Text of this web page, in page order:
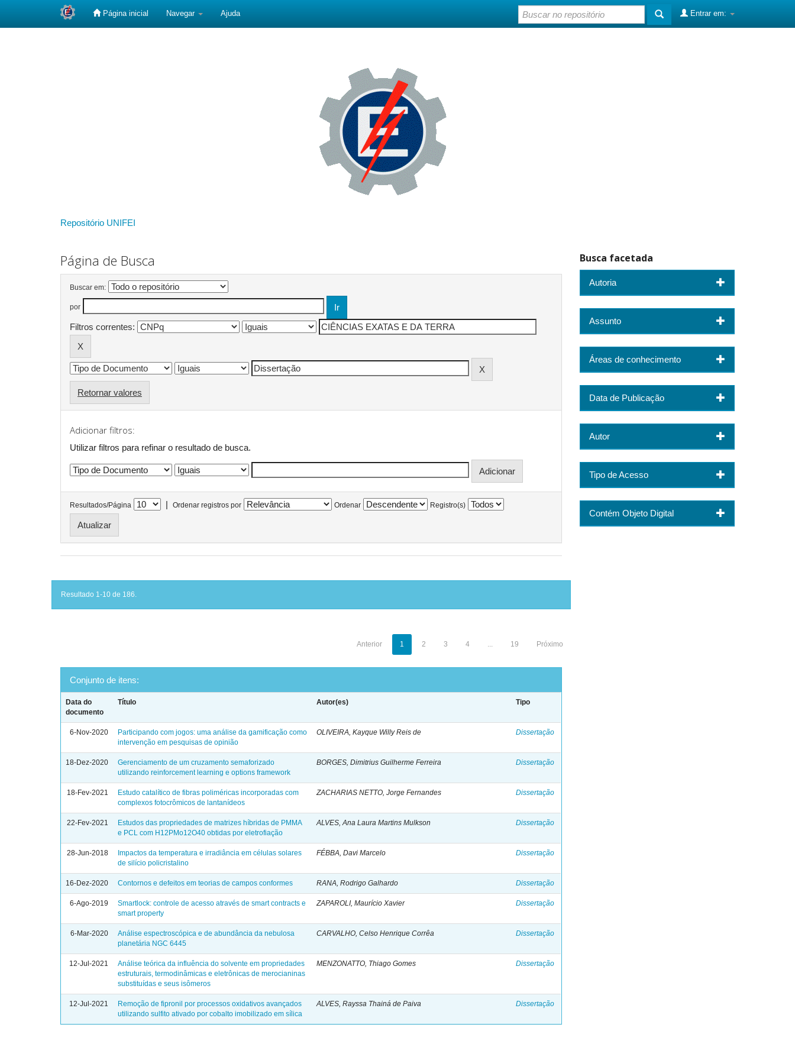
Página inicial Navegar Ajuda Entrar em:
Repositório UNIFEI
Página de Busca
Buscar em:
por
Filtros correntes:
Retornar valores
Adicionar filtros:
Utilizar filtros para refinar o resultado de busca.
Resultados/Página | Ordenar registros por Ordenar Registro(s)
Resultado 1-10 de 186.
Anterior 1 2 3 4 ... 19 Próximo
Conjunto de itens:
Data do
documento
Título Autor(es) Tipo
6-Nov-2020
Participando com jogos: uma análise da gamificação como
intervenção em pesquisas de opinião
OLIVEIRA, Kayque Willy Reis de Dissertação
18-Dez-2020
Gerenciamento de um cruzamento semaforizado
utilizando reinforcement learning e options framework
BORGES, Dimitrius Guilherme Ferreira Dissertação
18-Fev-2021
Estudo catalítico de fibras poliméricas incorporadas com
complexos fotocrômicos de lantanídeos
ZACHARIAS NETTO, Jorge Fernandes Dissertação
22-Fev-2021
Estudos das propriedades de matrizes híbridas de PMMA
e PCL com H12PMo12O40 obtidas por eletrofiação
ALVES, Ana Laura Martins Mulkson Dissertação
28-Jun-2018
Impactos da temperatura e irradiância em células solares
de silício policristalino
FÉBBA, Davi Marcelo Dissertação
16-Dez-2020 Contornos e defeitos em teorias de campos conformes RANA, Rodrigo Galhardo Dissertação
6-Ago-2019
Smartlock: controle de acesso através de smart contracts e
smart property
ZAPAROLI, Maurício Xavier Dissertação
6-Mar-2020
Análise espectroscópica e de abundância da nebulosa
planetária NGC 6445
CARVALHO, Celso Henrique Corrêa Dissertação
12-Jul-2021
Análise teórica da influência do solvente em propriedades
estruturais, termodinâmicas e eletrônicas de merocianinas
substituídas e seus isômeros
MENZONATTO, Thiago Gomes Dissertação
12-Jul-2021
Remoção de fipronil por processos oxidativos avançados
utilizando sulfito ativado por cobalto imobilizado em sílica
ALVES, Rayssa Thainá de Paiva Dissertação
Busca facetada
Autoria
Assunto
Áreas de conhecimento
Data de Publicação
Autor
Tipo de Acesso
Contém Objeto Digital